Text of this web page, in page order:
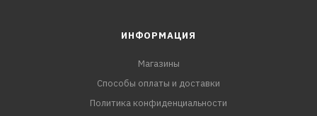
ИНФОРМАЦИЯ
Магазины
Способы оплаты и доставки
Политика конфиденциальности